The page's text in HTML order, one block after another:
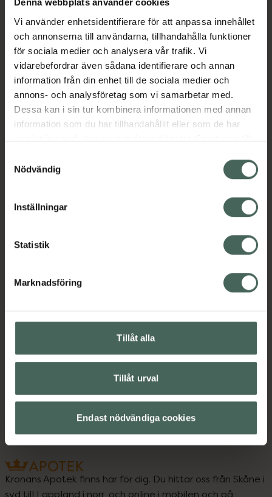
Denna webbplats använder cookies
Vi använder enhetsidentifierare för att anpassa innehållet
och annonserna till användarna, tillhandahålla funktioner
för sociala medier och analysera vår trafik. Vi
vidarebefordrar även sådana identifierare och annan
information från din enhet till de sociala medier och
annons- och analysföretag som vi samarbetar med.
Dessa kan i sin tur kombinera informationen med annan
information som du har tillhandahållit eller som de har
samlat in när du har använt deras tjänster. Samtycke till
återkalla ditt samtycke via webbplatsens
cookieinställningar. Ett återkallat samtycke påverkar inte
lagligheten av behandling som skett innan återkallelsen.
Nödvändig
Inställningar
Statistik
Marknadsföring
Tillåt alla
Tillåt urval
Endast nödvändiga cookies
naturligt, isotont havsvatten. Havsvattnet
kommer från Saint-Malokusten och är
naturligt rikt på mineraler och spårämnen.
Havsvattenlösningen i kombination med den
unika, sterila förpackningen gör att
PHYSIOMER Normal Jet & Spray effektivt
rensar, sköljer och avlägsnar överflödigt slem.
Den fuktar och återställer nässlemhinnan och
EAN:
Förkylning och feber Snuva och nästäppa
Instruktioner Visa
Upptäck flera produkter inom
Snuva och nästäppa
Kronans Apotek finns här för dig. Du hittar oss från Skåne i
syd till Lappland i norr, och online i mobilen och på